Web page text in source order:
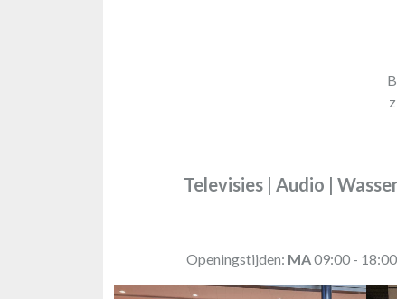
Televisies | Audio |
Openingstijden: MA09:00 - 18:00